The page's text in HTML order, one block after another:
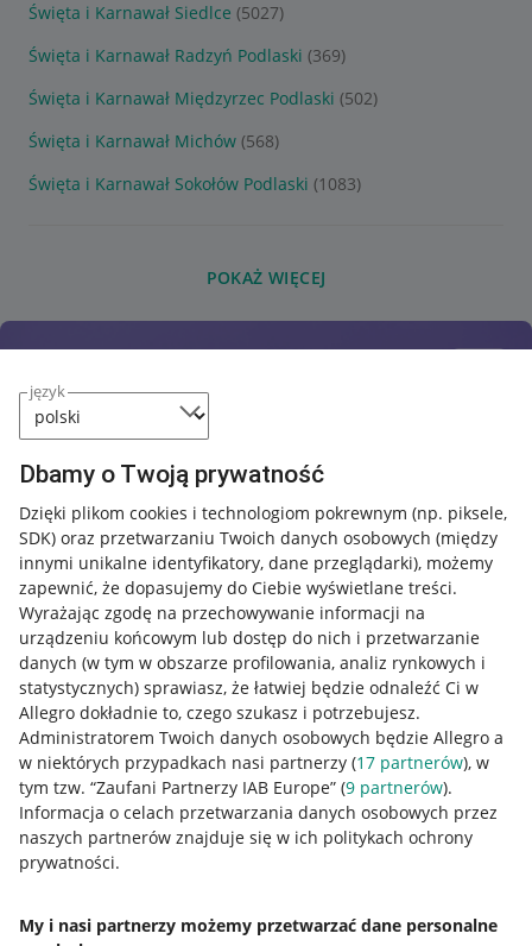
język
Dbamy o Twoją prywatność
Dzięki plikom cookies i technologiom pokrewnym (np. piksele,
SDK) oraz przetwarzaniu Twoich danych osobowych (między
innymi unikalne identyfikatory, dane przeglądarki), możemy
zapewnić, że dopasujemy do Ciebie wyświetlane treści.
Wyrażając zgodę na przechowywanie informacji na
urządzeniu końcowym lub dostęp do nich i przetwarzanie
danych (w tym w obszarze profilowania, analiz rynkowych i
statystycznych) sprawiasz, że łatwiej będzie odnaleźć Ci w
Allegro dokładnie to, czego szukasz i potrzebujesz.
Administratorem Twoich danych osobowych będzie Allegro a
w niektórych przypadkach nasi partnerzy (17 partnerów), w
tym tzw. “Zaufani Partnerzy IAB Europe” (9 partnerów).
Informacja o celach przetwarzania danych osobowych przez
naszych partnerów znajduje się w ich politykach ochrony
prywatności.
My i nasi partnerzy możemy przetwarzać dane personalne
Święta i Karnawał Siedlce (5027)
Święta i Karnawał Radzyń Podlaski (369)
Święta i Karnawał Międzyrzec Podlaski (502)
Święta i Karnawał Michów (568)
Święta i Karnawał Sokołów Podlaski (1083)
POKAŻ WIĘCEJ
Przydatne informacje
Jak to działa